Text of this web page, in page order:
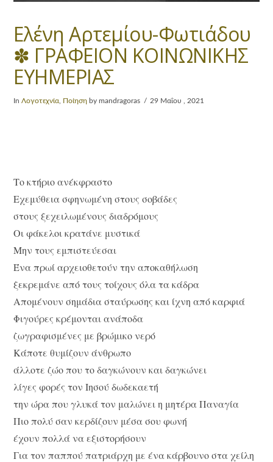
Eλένη Αρτεμίου-Φωτιάδου
✽ ΓΡΑΦΕΙΟN ΚΟΙΝΩΝΙΚΗΣ
ΕΥΗΜΕΡΙΑΣ
InΛογοτεχνία Ποίηση by mandragoras 29 Μαΐου , 2021
Το κτήριο ανέκφραστο
Εχεμύθεια σφηνωμένη στους σοβάδες
στους ξεχειλωμένους διαδρόμους
Οι φάκελοι κρατάνε μυστικά
Μην τους εμπιστεύεσαι
Ένα πρωί αρχειοθετούν την αποκαθήλωση
ξεκρεμάνε από τους τοίχους όλα τα κάδρα
Απομένουν σημάδια σταύρωσης και ίχνη από καρφιά
Φιγούρες κρέμονται ανάποδα
ζωγραφισμένες με βρώμικο νερό
Κάποτε θυμίζουν άνθρωπο
άλλοτε ζώο που το δαγκώνουν και δαγκώνει
λίγες φορές τον Ιησού δωδεκαετή
την ώρα που γλυκά τον μαλώνει η μητέρα Παναγία
Πιο πολύ σαν κερδίζουν μέσα σου φωνή
έχουν πολλά να εξιστορήσουν
Για τον παππού πατριάρχη με ένα κάρβουνο στα χείλη